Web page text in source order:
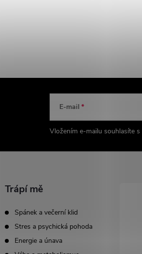
E-mail
Vložením e-mailu souhlasíte s
Trápí mě
Spánek a večerní klid
Stres a psychická pohoda
Energie a únava